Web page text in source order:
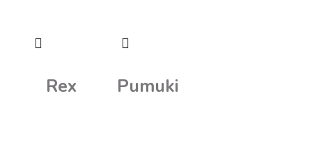
Rex Pumuki